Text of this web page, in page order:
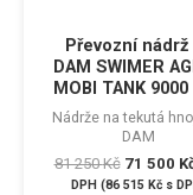
Převozní nádrž
DAM SWIMER
MOBI TANK
Nádrže na tekutá
DAM
81 250Kč 71 500
DPH (86 515 Kčs